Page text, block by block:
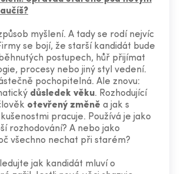
myšlení. A tady se rodí nejvíc
se bojí, že starší kandidát bude
postupech, hůř přijímat
procesy nebo jiný styl vedení.
pochopitelná. Ale znovu:
důsledek věku. Rozhodující
otevřený změně a jak s
pracuje. Používá je jako
rozhodování? A nebo jako
všechno nechat při starém?
jak kandidát mluví o